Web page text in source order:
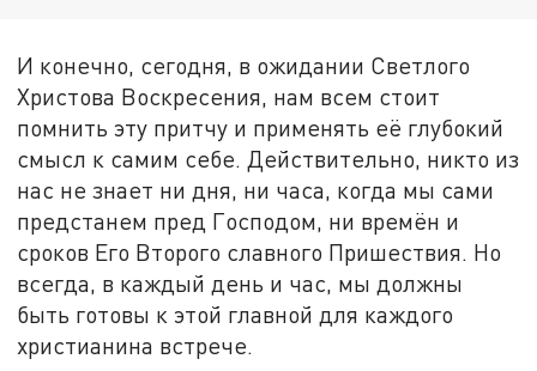
И конечно, сегодня, в ожидании Светлого
Христова Воскресения, нам всем стоит
помнить эту притчу и применять её глубокий
смысл к самим себе. Действительно, никто из
нас не знает ни дня, ни часа, когда мы сами
предстанем пред Господом, ни времён и
сроков Его Второго славного Пришествия. Но
всегда, в каждый день и час, мы должны
быть готовы к этой главной для каждого
христианина встрече.